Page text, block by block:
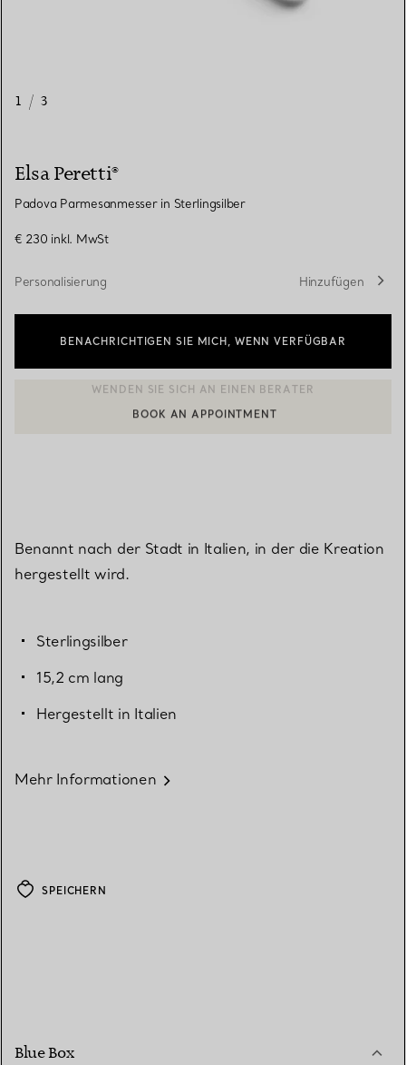
1 / 3
Elsa Peretti®
Padova Parmesanmesser in Sterlingsilber
€ 230 inkl. MwSt
Personalisierung Hinzufügen
BENACHRICHTIGEN SIE MICH, WENN VERFÜGBAR
EINEN KUNDENBERATER KONTAKTIEREN ODER EINEN
BOOK AN APPOINTMENT
Benannt nach der Stadt in Italien, in der die Kreation
hergestellt wird.
Sterlingsilber
15,2 cm lang
Hergestellt in Italien
Mehr Informationen
SPEICHERN
Blue Box